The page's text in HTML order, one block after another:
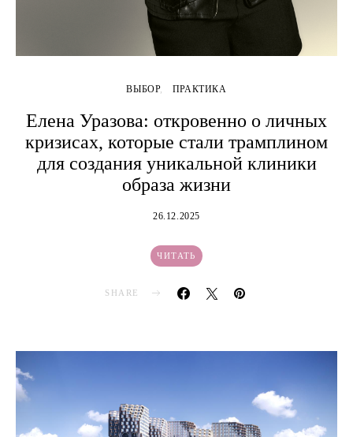
ВЫБОР ПРАКТИКА
Елена Уразова: откровенно о личных
кризисах, которые стали трамплином
для создания уникальной клиники
образа жизни
26.12.2025
ЧИТАТЬ
SHARE